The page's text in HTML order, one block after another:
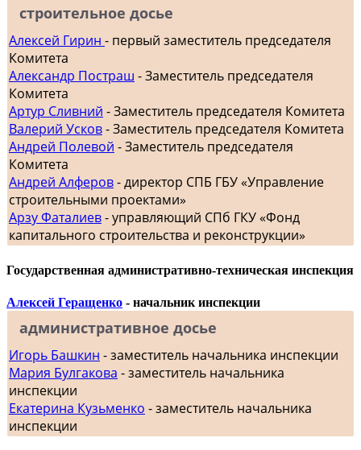
строительное досье
Алексей Гирин - первый заместитель председателя
Комитета
Александр Постраш - Заместитель председателя
Комитета
Артур Сливний - Заместитель председателя Комитета
Валерий Усков- Заместитель председателя Комитета
Андрей Полевой - Заместитель председателя
Комитета
Андрей Алферов- директор СПБ ГБУ «Управление
строительными проектами»
Арзу Фаталиев- управляющий СПб ГКУ «Фонд
капитального строительства и реконструкции»
Государственная административно-техническая инспекция
Алексей Геращенко - начальник инспекции
административное досье
Игорь Башкин - заместитель начальника инспекции
Мария Булгакова - заместитель начальника
инспекции
Екатерина Кузьменко - заместитель начальника
инспекции